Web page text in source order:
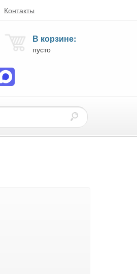
Контакты
В корзине:
пусто